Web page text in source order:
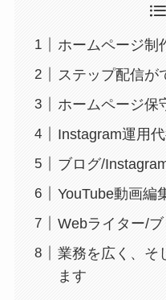
ホームページ制
ステップ配信が
ホームページ保
Instagram運用
ブログ/
YouTube動画編
Webライター/
業務を広く、そ
ます